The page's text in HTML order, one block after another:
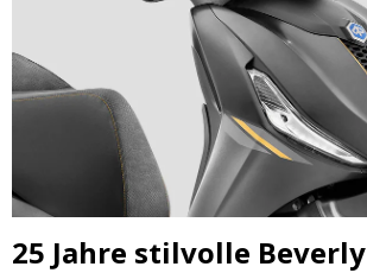
25 Jahre stilvolle Beverly